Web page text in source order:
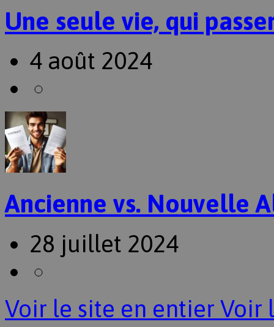
Une seule vie, qui
4 août 2024
Ancienne vs. Nouvelle
28 juillet 2024
Voir le site en entier Voir